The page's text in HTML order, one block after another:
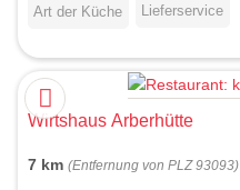
Art der Küche Lieferservice
Wirtshaus Arberhütte
7 km (Entfernung von PLZ 93093)